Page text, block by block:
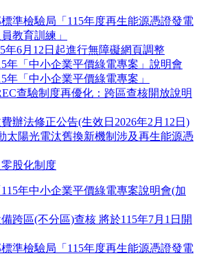
準檢驗局「115年度再生能源憑證發電
教育訓練」
年6月12日起進行無障礙網頁調整
年「中小企業平價綠電專案」說明會
年「中小企業平價綠電專案」
查驗制度再優化：跨區查核開放說明
辦法修正公告(生效日2026年2月12日)
太陽光電汰舊換新機制涉及再生能源憑
股化制度
年中小企業平價綠電專案說明會(加
跨區(不分區)查核 將於115年7月1日開
準檢驗局「115年度再生能源憑證發電